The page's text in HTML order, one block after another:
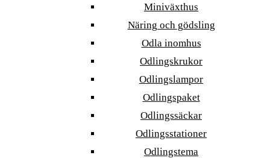
Miniväxthus
Näring och gödsling
Odla inomhus
Odlingskrukor
Odlingslampor
Odlingspaket
Odlingssäckar
Odlingsstationer
Odlingstema